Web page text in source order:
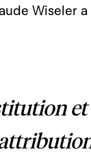
Wiseler